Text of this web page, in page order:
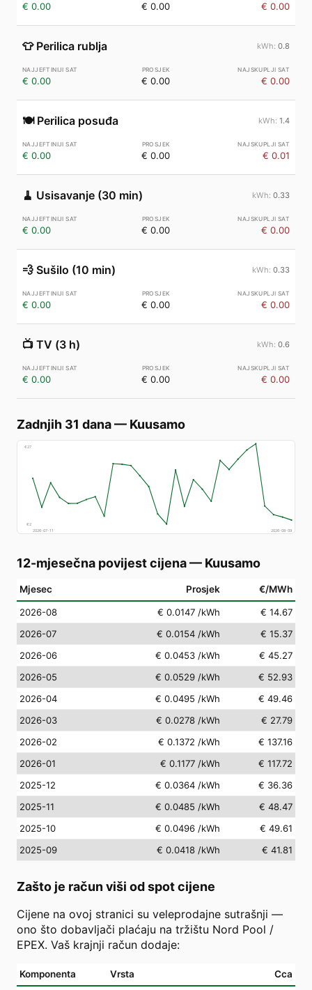
€ 0.00 € 0.00 € 0.00
👕 Perilica rublja 0.8
€ 0.00 € 0.00 € 0.00
🍽️ Perilica posuđa 1.4
€ 0.00 € 0.00 € 0.01
🧹 Usisavanje (30 min) 0.33
€ 0.00 € 0.00 € 0.00
💨 Sušilo (10 min) 0.33
€ 0.00 € 0.00 € 0.00
📺 TV (3 h) 0.6
€ 0.00 € 0.00 € 0.00
Zadnjih 31 dana— Kuusamo
€27
€2
2026-07-11
2026-08-09
12-mjesečna povijest cijena— Kuusamo
Mjesec Prosjek €/MWh
2026-08 € 0.0147 /kWh
€ 14.67
2026-07
€ 0.0154 /kWh
€ 15.37
2026-06
€ 0.0453 /kWh
€ 45.27
2026-05
€ 0.0529 /kWh
€ 52.93
2026-04
€ 0.0495 /kWh
€ 49.46
2026-03
€ 0.0278 /kWh
€ 27.79
2026-02
€ 0.1372 /kWh
€ 137.16
2026-01
€ 0.1177 /kWh
€ 117.72
2025-12
€ 0.0364 /kWh
€ 36.36
2025-11
€ 0.0485 /kWh
€ 48.47
2025-10
€ 0.0496 /kWh
€ 49.61
2025-09
€ 0.0418 /kWh € 41.81
Zašto je račun viši od spot cijene
Cijene na ovoj stranici su veleprodajne sutrašnji —
ono što dobavljači plaćaju na tržištu Nord Pool /
EPEX. Vaš krajnji račun dodaje:
Komponenta Vrsta Cca